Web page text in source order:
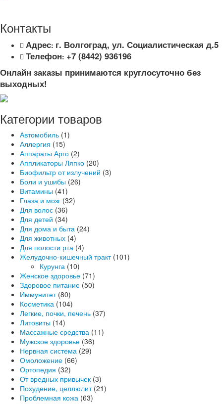
Контакты
Адрес: г. Волгоград, ул. Социалистическая д.5
Телефон: +7 (8442) 936196
Онлайн заказы принимаются круглосуточно без
выходных!
Категории товаров
Автомобиль (1)
Аллергия (15)
Аппараты Арго (2)
Аппликаторы Ляпко (20)
Биофильтр от излучений (3)
Боли и ушибы (26)
Витамины (41)
Глаза и мозг (32)
Для волос (36)
Для детей (34)
Для дома и быта (24)
Для животных (4)
Для полости рта (4)
Желудочно-кишечный тракт (101)
Курунга (10)
Женское здоровье (71)
Здоровое питание (50)
Иммунитет (80)
Косметика (104)
Легкие, почки, печень (37)
Литовиты (14)
Массажные средства (11)
Мужское здоровье (36)
Нервная система (29)
Омоложение (66)
Ортопедия (32)
От вредных привычек (3)
Похудение, целлюлит (21)
Проблемная кожа (63)